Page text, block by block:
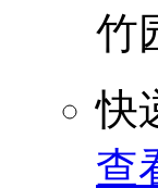
竹
快
查